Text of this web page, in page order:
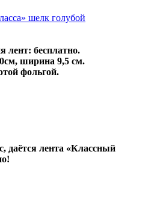
лент: бесплатно.
ширина 9,5 см.
фольгой.
даётся лента «Классный